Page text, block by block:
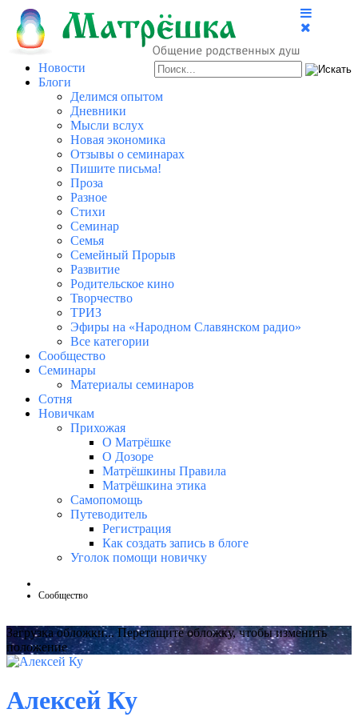
Новости
Блоги
Делимся опытом
Дневники
Мысли вслух
Новая экономика
Отзывы о семинарах
Пишите письма!
Проза
Разное
Стихи
Семинар
Семья
Семейный Прорыв
Развитие
Родительское кино
Творчество
ТРИЗ
Эфиры на «Народном Славянском радио»
Все категории
Сообщество
Семинары
Материалы семинаров
Сотня
Новичкам
Прихожая
О Матрёшке
О Дозоре
Матрёшкины Правила
Матрёшкина этика
Самопомощь
Путеводитель
Регистрация
Как создать запись в блоге
Уголок помощи новичку
Сообщество
Загрузка обложки... Перетащите обложку, чтобы изменить
положение
Алексей Ку